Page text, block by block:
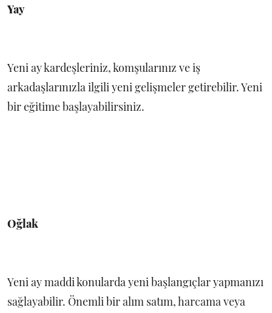
Yay
Yeni ay kardeşleriniz, komşularınız ve iş
arkadaşlarınızla ilgili yeni gelişmeler getirebilir. Yeni
bir eğitime başlayabilirsiniz.
Oğlak
Yeni ay maddi konularda yeni başlangıçlar yapmanızı
sağlayabilir. Önemli bir alım satım, harcama veya